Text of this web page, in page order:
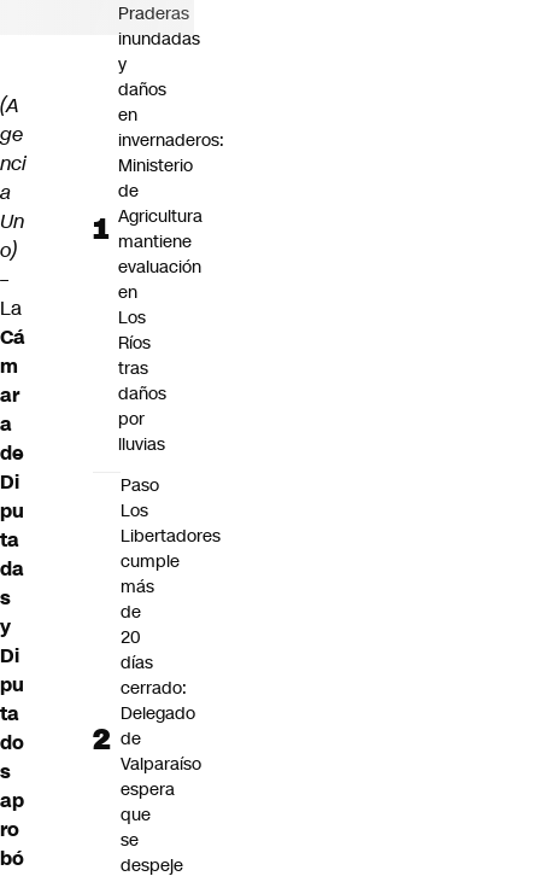
(A
ge
nci
a
Un
o)
–
La
Cá
m
ar
a
de
Di
pu
ta
da
s
y
Di
pu
ta
do
s
ap
ro
bó
Praderas
inundadas
y
daños
en
invernaderos:
Ministerio
de
Agricultura
mantiene
evaluación
en
Los
Ríos
tras
daños
por
lluvias
Paso
Los
Libertadores
cumple
más
de
20
días
cerrado:
Delegado
de
Valparaíso
espera
que
se
despeje